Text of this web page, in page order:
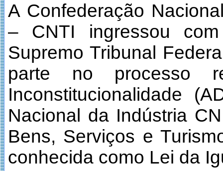
A Confederação
– CNTI ingressou
Supremo Tribunal
parte no processo
Inconstitucionalidade
Nacional da Indústria
Bens, Serviços e
conhecida como Lei da